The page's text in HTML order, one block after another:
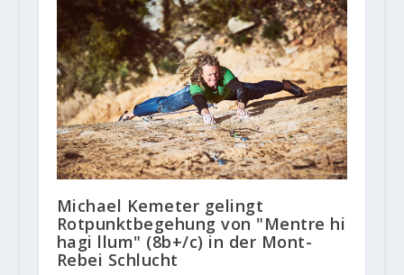
Michael Kemeter gelingt
Rotpunktbegehung von "Mentre hi
hagi llum" (8b+/c) in der Mont-
Rebei Schlucht